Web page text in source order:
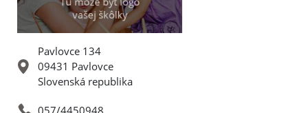
Pavlovce 134
09431 Pavlovce
Slovenská republika
057/4450948